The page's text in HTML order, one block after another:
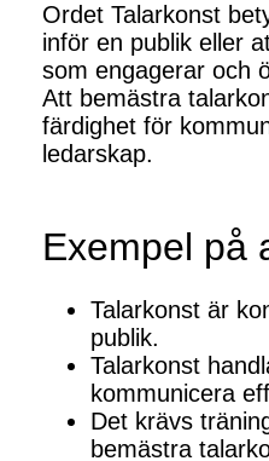
Ordet Talarkonst
inför en publik eller
som engagerar och
Att bemästra
färdighet för
ledarskap.
Exempel på
Talarkonst är
publik.
Talarkonst
kommunicera
Det krävs
bemästra